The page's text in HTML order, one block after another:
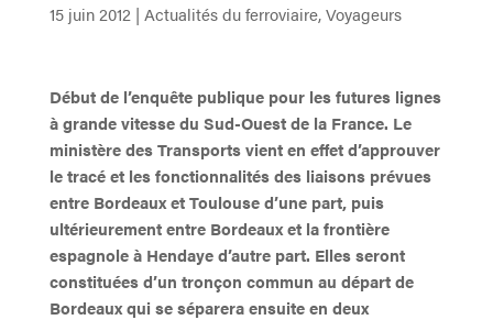
15 juin 2012 | Actualités du ferroviaire,Voyageurs
Début de l’enquête publique pour les futures lignes
à grande vitesse du Sud-Ouest de la France. Le
ministère des Transports vient en effet d’approuver
le tracé et les fonctionnalités des liaisons prévues
entre Bordeaux et Toulouse d’une part, puis
ultérieurement entre Bordeaux et la frontière
espagnole à Hendaye d’autre part. Elles seront
constituées d’un tronçon commun au départ de
Bordeaux qui se séparera ensuite en deux